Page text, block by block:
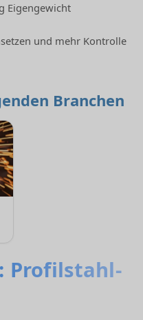
Eigengewicht
und mehr Kontrolle
Branchen
Profilstahl-